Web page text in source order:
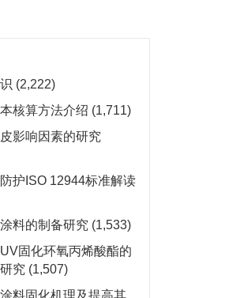
(2,222)
核算方法介绍 (1,711)
影响因素的研究
护ISO 12944标准解读
料的制备研究 (1,533)
固化环氧丙烯酸酯的
究 (1,507)
料固化机理及提高其